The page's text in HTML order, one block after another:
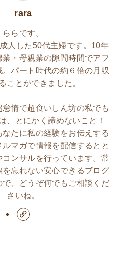
rara
ららです。
人した50代主婦です。10年
業・母親業の隙間時間でアフ
。パート時代の約６倍の月収
ことができました。
怠惰で超食いしん坊の私でも
、とにかく諦めないこと！
なたに私の経験をお伝えする
マガで情報を配信するとと
コンサルを行っています。常
を忘れない安心できるブログ
で、どうぞ何でもご相談くだ
さいね。